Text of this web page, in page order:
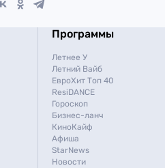
Программы
Летнее У
Летний Вайб
ЕвроХит Топ 40
ResiDANCE
Гороскоп
Бизнес-ланч
КиноКайф
Афиша
StarNews
Новости